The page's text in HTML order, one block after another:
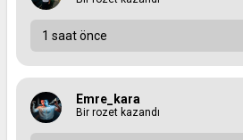
1 saat önce
Emre_kara
Bir rozet kazandı